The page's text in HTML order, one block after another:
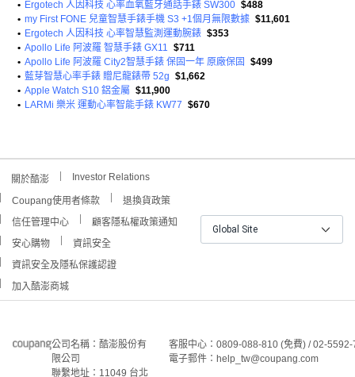
• Ergotech 人因科技 心率血氧藍牙通話手錶 SW300 $488
• my First FONE 兒童智慧手錶手機 S3 +1個月無限數據 $11,601
• Ergotech 人因科技 心率智慧監測運動腕錶 $353
• Apollo Life 阿波羅 智慧手錶 GX11 $711
• Apollo Life 阿波羅 City2智慧手錶 保固一年 原廠保固
$499
• 藍芽智慧心率手錶 贈尼龍錶帶 52g $1,662
• Apple Watch S10 鋁金屬 $11,900
• LARMi 樂米 運動心率智能手錶 KW77 $670
關於酷澎 Investor Relations
Coupang使用者條款
退換貨政策
信任管理中心
顧客隱私權政策通知
安心購物
資訊安全
資訊安全及隱私保護認證
加入酷澎商城
Global Site
公司名稱：酷澎股份有
限公司
聯繫地址：11049 台北
客服中心：0809-088-810 (免費) / 02-
電子郵件：help_tw@coupang.com